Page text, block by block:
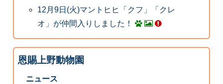
12月9日(火)マントヒヒ「クフ」「クレ
オ」が仲間入りしました！
恩賜上野動物園
ニュース